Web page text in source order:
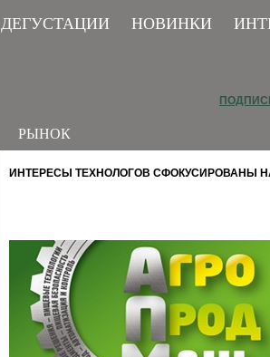
ДЕГУСТАЦИИ НОВИНКИ
РЫНОК
ИНТЕРЕСЫ ТЕХНОЛОГОВ СФОКУСИРОВАНЫ